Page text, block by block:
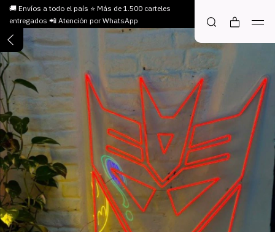
🚚 Envíos a todo el país ⭐ Más de 1.500 carteles
entregados 📲 Atención por WhatsApp